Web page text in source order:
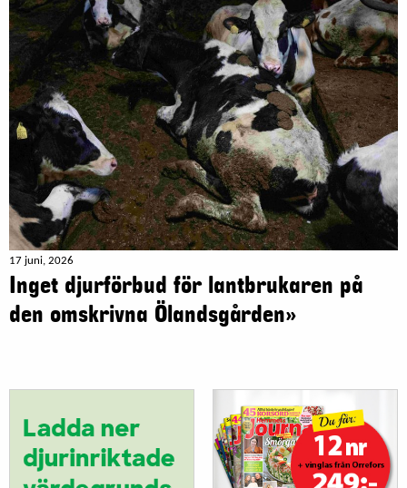
17 juni, 2026
Inget djurförbud för lantbrukaren på
den omskrivna Ölandsgården»